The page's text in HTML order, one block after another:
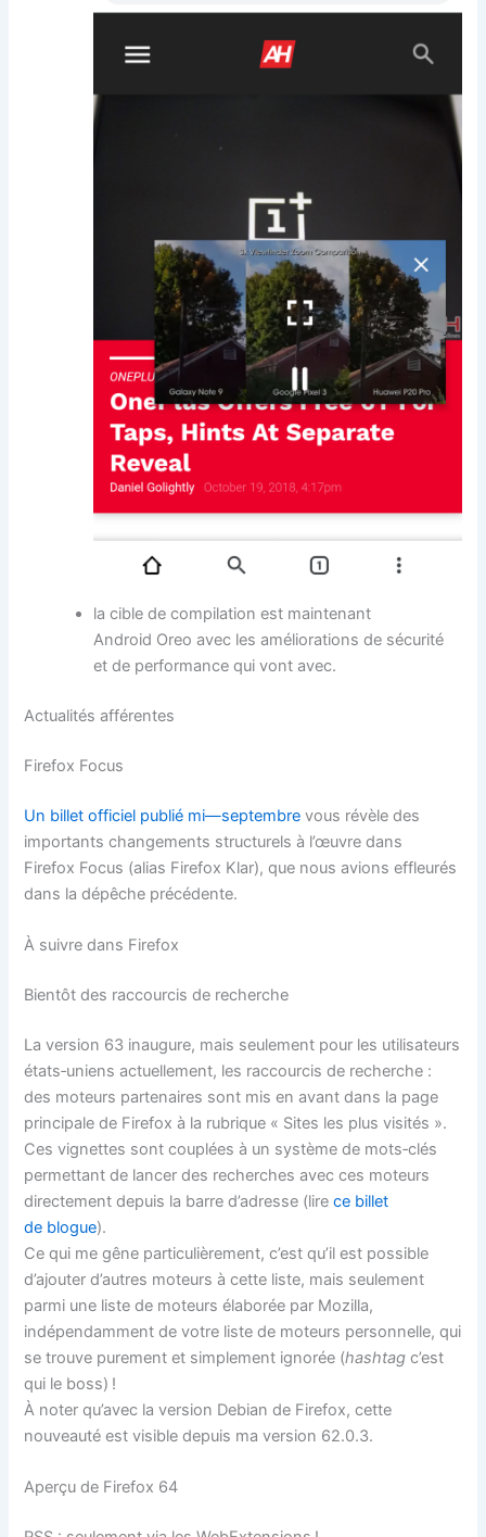
la cible de compilation est maintenant
Android Oreo avec les améliorations de sécurité
et de performance qui vont avec.
Actualités afférentes
Firefox Focus
Un billet officiel publié mi—septembre vous révèle des
importants changements structurels à l’œuvre dans
Firefox Focus (alias Firefox Klar), que nous avions effleurés
dans la dépêche précédente.
À suivre dans Firefox
Bientôt des raccourcis de recherche
La version 63 inaugure, mais seulement pour les utilisateurs
états‐uniens actuellement, les raccourcis de recherche :
des moteurs partenaires sont mis en avant dans la page
principale de Firefox à la rubrique « Sites les plus visités ».
Ces vignettes sont couplées à un système de mots‐clés
permettant de lancer des recherches avec ces moteurs
directement depuis la barre d’adresse (lirece billet
de blogue).
Ce qui me gêne particulièrement, c’est qu’il est possible
d’ajouter d’autres moteurs à cette liste, mais seulement
parmi une liste de moteurs élaborée par Mozilla,
indépendamment de votre liste de moteurs personnelle, qui
se trouve purement et simplement ignorée (hashtag c’est
qui le boss) !
À noter qu’avec la version Debian de Firefox, cette
nouveauté est visible depuis ma version 62.0.3.
Aperçu de Firefox 64